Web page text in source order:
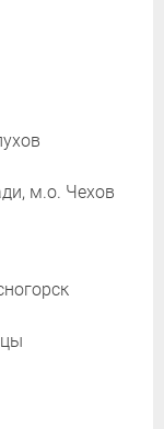
м.о. Чехов